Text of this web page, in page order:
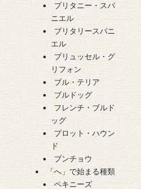
ブリタニー・スパ
ニエル
ブリタリースパニ
エル
ブリュッセル・グ
リフォン
ブル・テリア
ブルドッグ
フレンチ・ブルド
ッグ
プロット・ハウン
ド
ブンチョウ
「へ」で始まる種類
ペキニーズ